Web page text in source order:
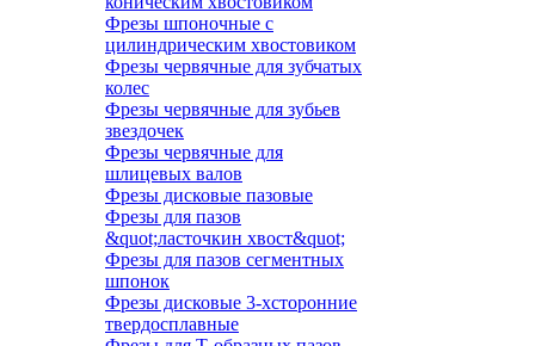
Фрезы шпоночные с
цилиндрическим хвостовиком
Фрезы червячные для зубчатых
колес
Фрезы червячные для зубьев
звездочек
Фрезы червячные для
шлицевых валов
Фрезы дисковые пазовые
Фрезы для пазов
&quot;ласточкин хвост&quot;
Фрезы для пазов сегментных
шпонок
Фрезы дисковые 3-хсторонние
твердосплавные